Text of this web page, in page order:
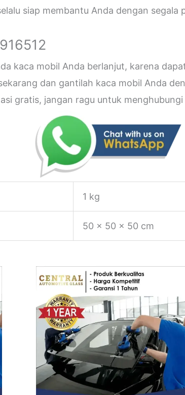
siap membantu Anda dengan
kaca mobil Anda berlanjut, karena
dan gantilah kaca mobil Anda
gratis, jangan ragu untuk
1 kg
50 × 50 × 50 cm